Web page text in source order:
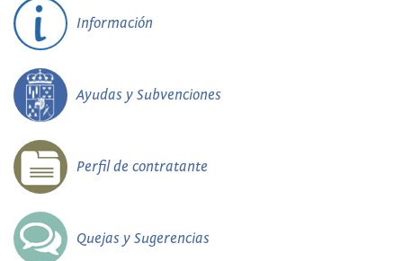
Información
Ayudas y Subvenciones
Perfil de contratante
Quejas y Sugerencias